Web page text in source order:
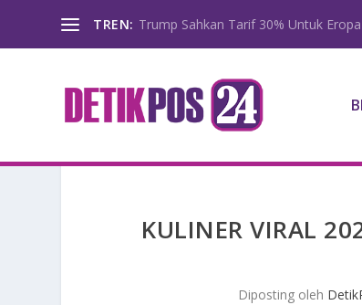
TREN: Trump Sahkan Tarif 30% Untuk
KULINER VIRAL
Diposting oleh